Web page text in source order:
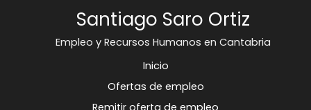
Santiago Saro Ortiz
Empleo y Recursos Humanos en Cantabria
Inicio
Ofertas de empleo
Remitir oferta de empleo